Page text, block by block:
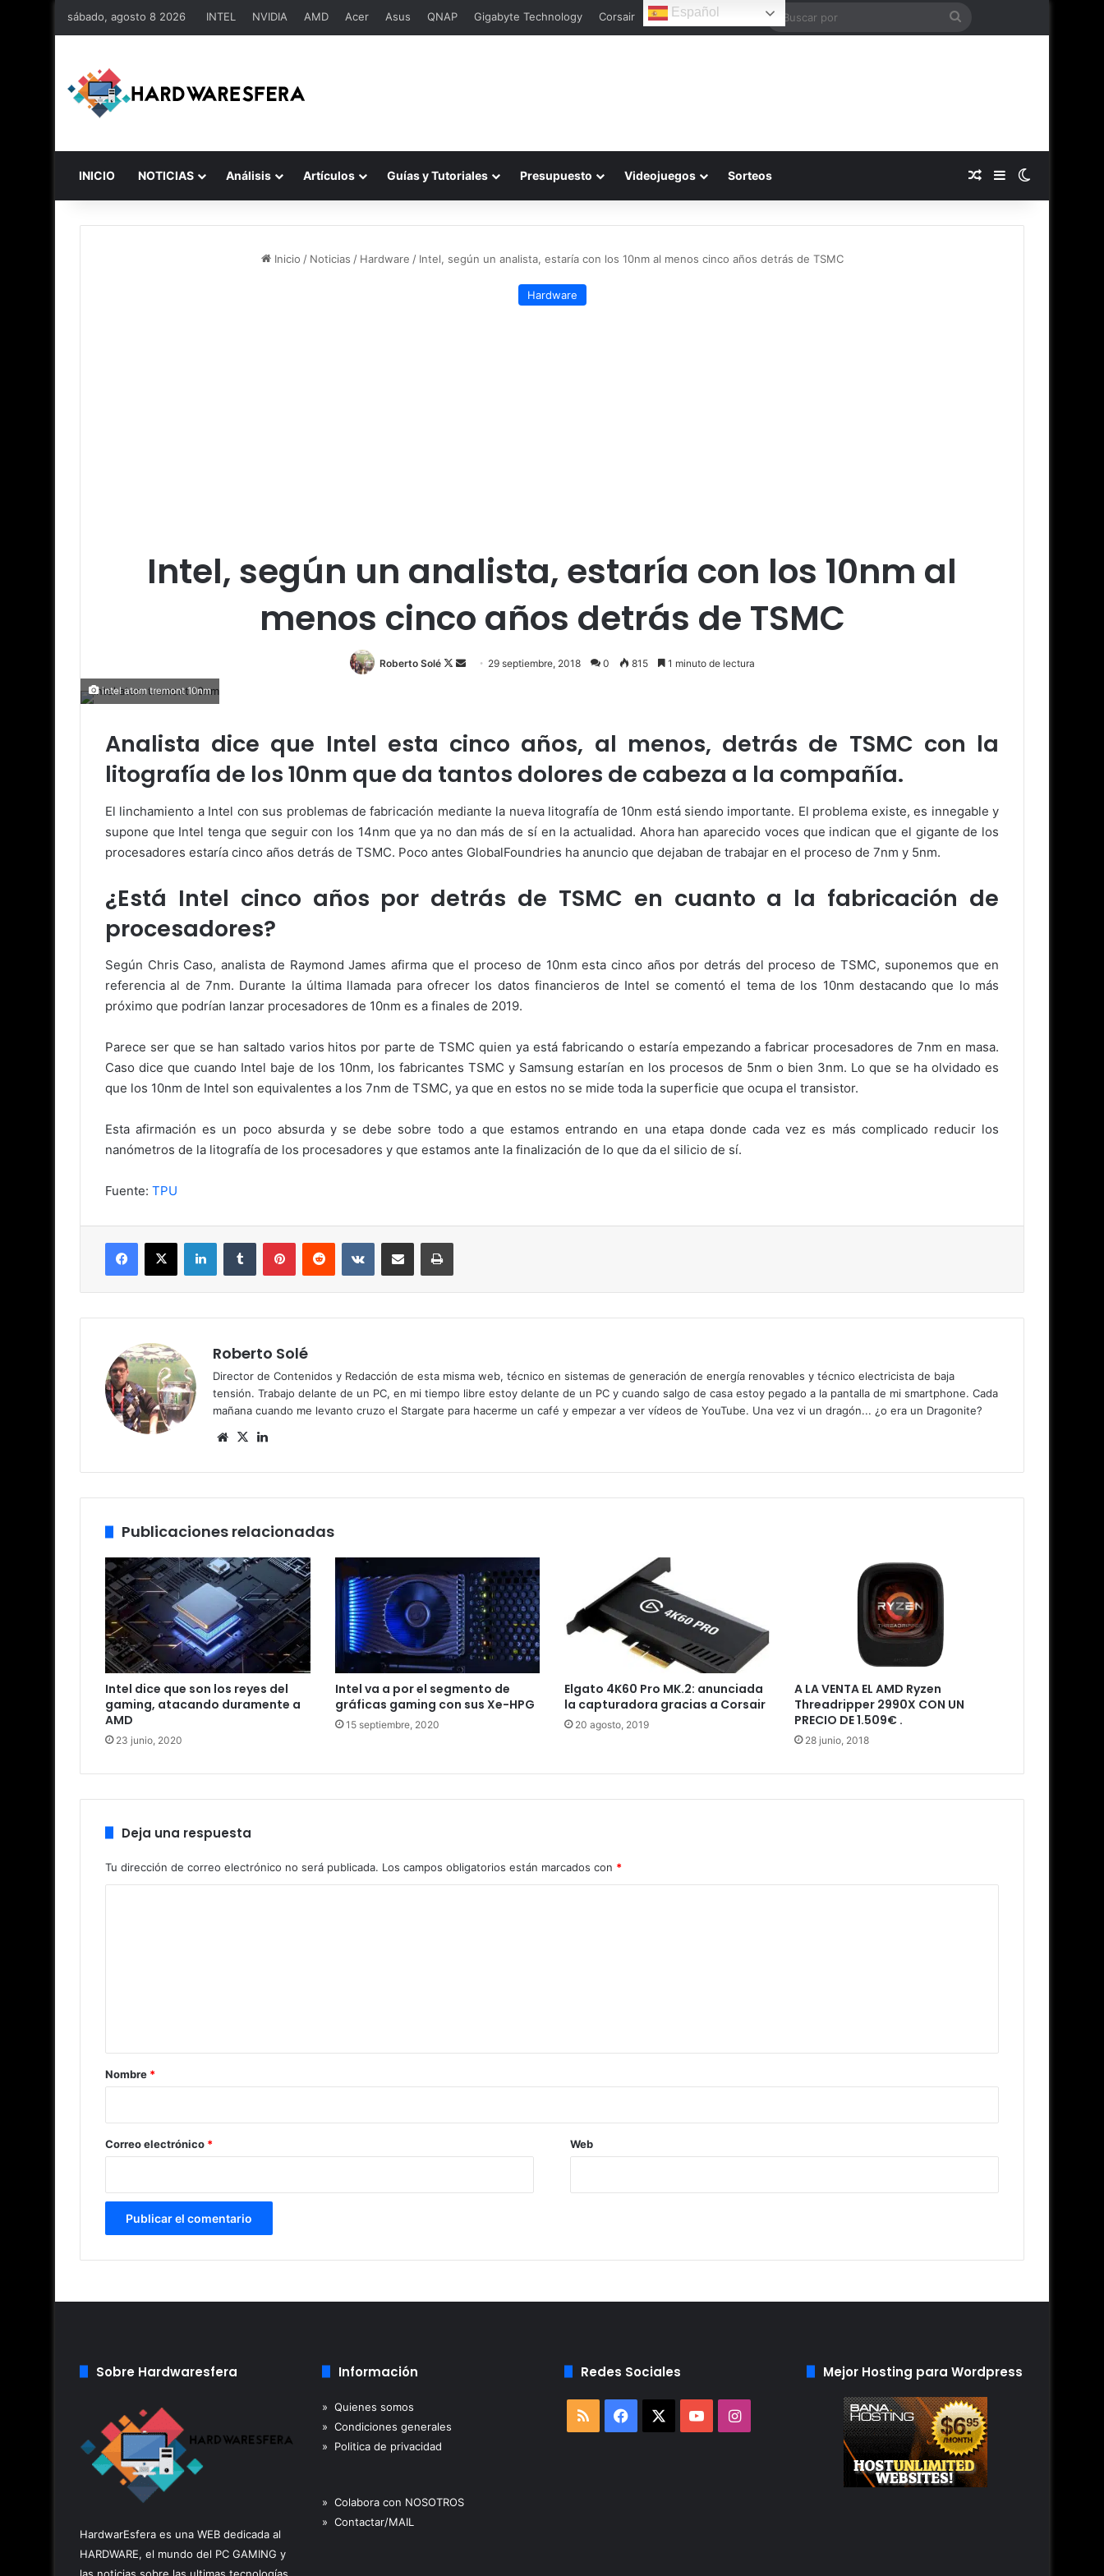
sábado, agosto 8 2026 INTEL NVIDIA AMD Acer Asus QNAP Gigabyte Technology Corsair Español
Buscar
INICIO NOTICIAS Análisis Artículos Guías y Tutoriales Presupuesto Videojuegos Sorteos Publicación al azar
Barra lateral
Inicio / Noticias / Hardware / Intel, según un analista, estaría con los 10nm al menos cinco años detrás de TSMC
Hardware
Intel, según un analista, estaría con los 10nm al
menos cinco años detrás de TSMC
Roberto Solé
F
o
o
S
a
e
i
29 septiembre, 2018 0 815 1 minuto de lectura
intel atom tremont 10nm
Analista dice que Intel esta cinco años, al menos, detrás de TSMC con la
litografía de los 10nm que da tantos dolores de cabeza a la compañía.
El linchamiento a Intel con sus problemas de fabricación mediante la nueva litografía de 10nm está siendo importante. El problema existe, es innegable y
supone que Intel tenga que seguir con los 14nm que ya no dan más de sí en la actualidad. Ahora han aparecido voces que indican que el gigante de los
procesadores estaría cinco años detrás de TSMC. Poco antes GlobalFoundries ha anuncio que dejaban de trabajar en el proceso de 7nm y 5nm.
¿Está Intel cinco años por detrás de TSMC en cuanto a la fabricación de
procesadores?
Según Chris Caso, analista de Raymond James afirma que el proceso de 10nm esta cinco años por detrás del proceso de TSMC, suponemos que en
referencia al de 7nm. Durante la última llamada para ofrecer los datos financieros de Intel se comentó el tema de los 10nm destacando que lo más
próximo que podrían lanzar procesadores de 10nm es a finales de 2019.
Parece ser que se han saltado varios hitos por parte de TSMC quien ya está fabricando o estaría empezando a fabricar procesadores de 7nm en masa.
Caso dice que cuando Intel baje de los 10nm, los fabricantes TSMC y Samsung estarían en los procesos de 5nm o bien 3nm. Lo que se ha olvidado es
que los 10nm de Intel son equivalentes a los 7nm de TSMC, ya que en estos no se mide toda la superficie que ocupa el transistor.
Esta afirmación es un poco absurda y se debe sobre todo a que estamos entrando en una etapa donde cada vez es más complicado reducir los
nanómetros de la litografía de los procesadores y que estamos ante la finalización de lo que da el silicio de sí.
Fuente: TPU
Roberto Solé
Director de Contenidos y Redacción de esta misma web, técnico en sistemas de generación de energía renovables y técnico electricista de baja
tensión. Trabajo delante de un PC, en mi tiempo libre estoy delante de un PC y cuando salgo de casa estoy pegado a la pantalla de mi smartphone. Cada
mañana cuando me levanto cruzo el Stargate para hacerme un café y empezar a ver vídeos de YouTube. Una vez vi un dragón... ¿o era un Dragonite?
Siti
we
b
X
dIn
Publicaciones relacionadas
Intel dice que son los reyes del
gaming, atacando duramente a
AMD
23 junio, 2020
Intel va a por el segmento de
gráficas gaming con sus Xe-HPG
15 septiembre, 2020
Elgato 4K60 Pro MK.2: anunciada
la capturadora gracias a Corsair
20 agosto, 2019
A LA VENTA EL AMD Ryzen
Threadripper 2990X CON UN
PRECIO DE 1.509€ .
28 junio, 2018
Deja una respuesta
Tu dirección de correo electrónico no será publicada. Los campos obligatorios están marcados con *
r
*
Nombre *
Correo electrónico * Web
Sobre Hardwaresfera
HardwarEsfera es una WEB dedicada al
HARDWARE, el mundo del PC GAMING y
Información
» Quienes somos
» Condiciones generales
» Politica de privacidad
» Colabora con NOSOTROS
» Contactar/MAIL
Redes Sociales
RSS Facebook YouTubeInstagram
Mejor Hosting para Wordpress